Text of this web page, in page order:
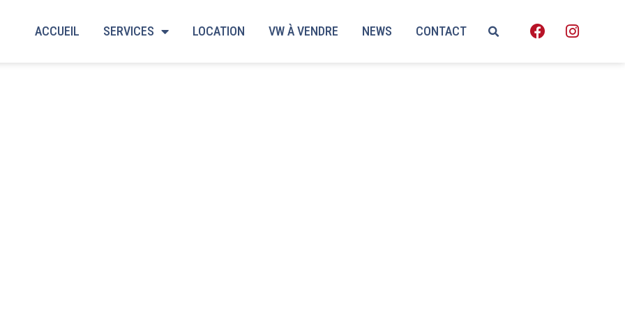
ACCUEIL SERVICES LOCATION VW À VENDRE NEWS CONTACT